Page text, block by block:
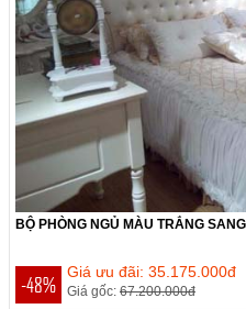
BỘ PHÒNG NGỦ MÀU TRẮNG
-48% Giá ưu đãi: 35.175.000đ
Giá gốc: 67.200.000đ